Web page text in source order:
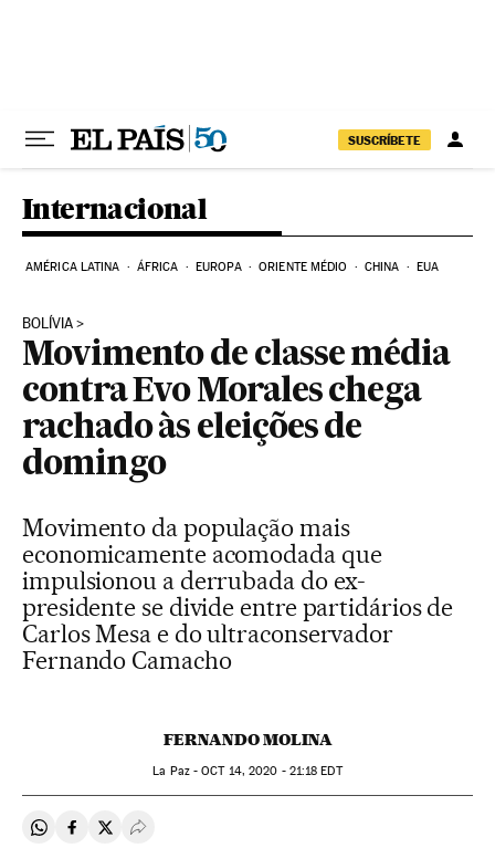
SUSCRÍBETE
Internacional
AMÉRICA LATINA ÁFRICA EUROPA ORIENTE MÉDIO CHINA EUA
BOLÍVIA
Movimento de classe média
contra Evo Morales chega
rachado às eleições de
domingo
Movimento da população mais
economicamente acomodada que
impulsionou a derrubada do ex-
presidente se divide entre partidários de
Carlos Mesa e do ultraconservador
Fernando Camacho
FERNANDO MOLINA
La Paz -OCT14, 2020 - 21:18 EDT
Compartir en Whatsapp
Compartir en Facebook
Compartir en Twitter
Desplegar Redes Sociales